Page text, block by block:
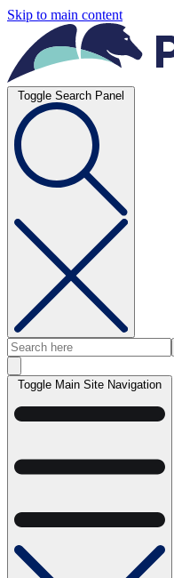
Skip to main content
Toggle Search Panel
Toggle Main Site Navigation